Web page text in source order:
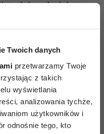
Twoich danych
przetwarzamy Twoje
z takich
wyświetlania
analizowania tychże,
użytkowników i
odnośnie tego, kto
i na dwóch
za kwotami płci
spółek).
Kongresu
badania
badańCBM
Kongresu
i internautki.